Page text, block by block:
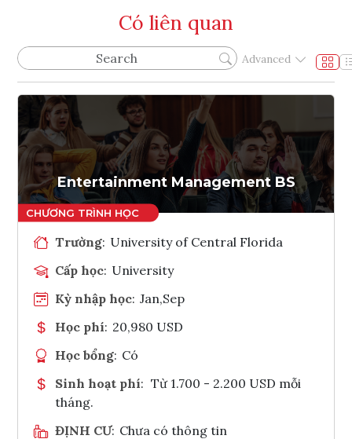
Có liên quan
Advanced
Entertainment Management BS
Trường: University of Central Florida
Cấp học: University
Kỳ nhập học: Jan,Sep
Học phí: 20,980 USD
Học bổng: Có
Sinh hoạt phí: Từ 1.700 - 2.200 USD mỗi
tháng.
ĐỊNH CƯ: Chưa có thông tin